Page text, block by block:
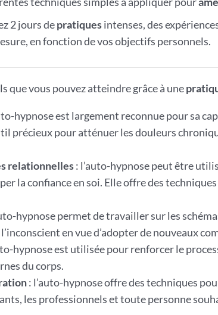
2 jours depratiquesintenses, des
en fonction de vos objectifs personnels.
que vous pouvez atteindre grâce à une
hypnose est largement reconnue pour sa
précieux pour atténuer les douleurs
relationnelles: l’auto-hypnose peut être
la confiance en soi. Elle offre des
hypnose permet de travailler sur les
en vue d’adopter de nouveaux
hypnose est utilisée pour renforcer le
du corps.
: l’auto-hypnose offre des techniques
les professionnels et toute personne